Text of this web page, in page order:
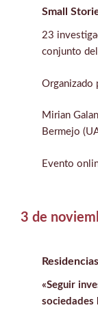
Small
23
conjunto
Organizado
Mirian
Bermejo
Evento
3 de
«Seguir
sociedades